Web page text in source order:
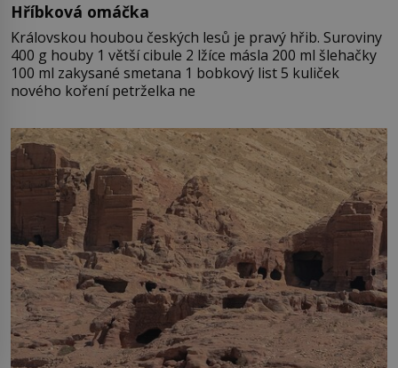
Hříbková omáčka
Královskou houbou českých lesů je pravý hřib. Suroviny
400 g houby 1 větší cibule 2 lžíce másla 200 ml šlehačky
100 ml zakysané smetana 1 bobkový list 5 kuliček
nového koření petrželka ne